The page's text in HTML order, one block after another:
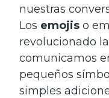
nuestras
Los emojis o
revolucionado
comunicamos
pequeños
simples